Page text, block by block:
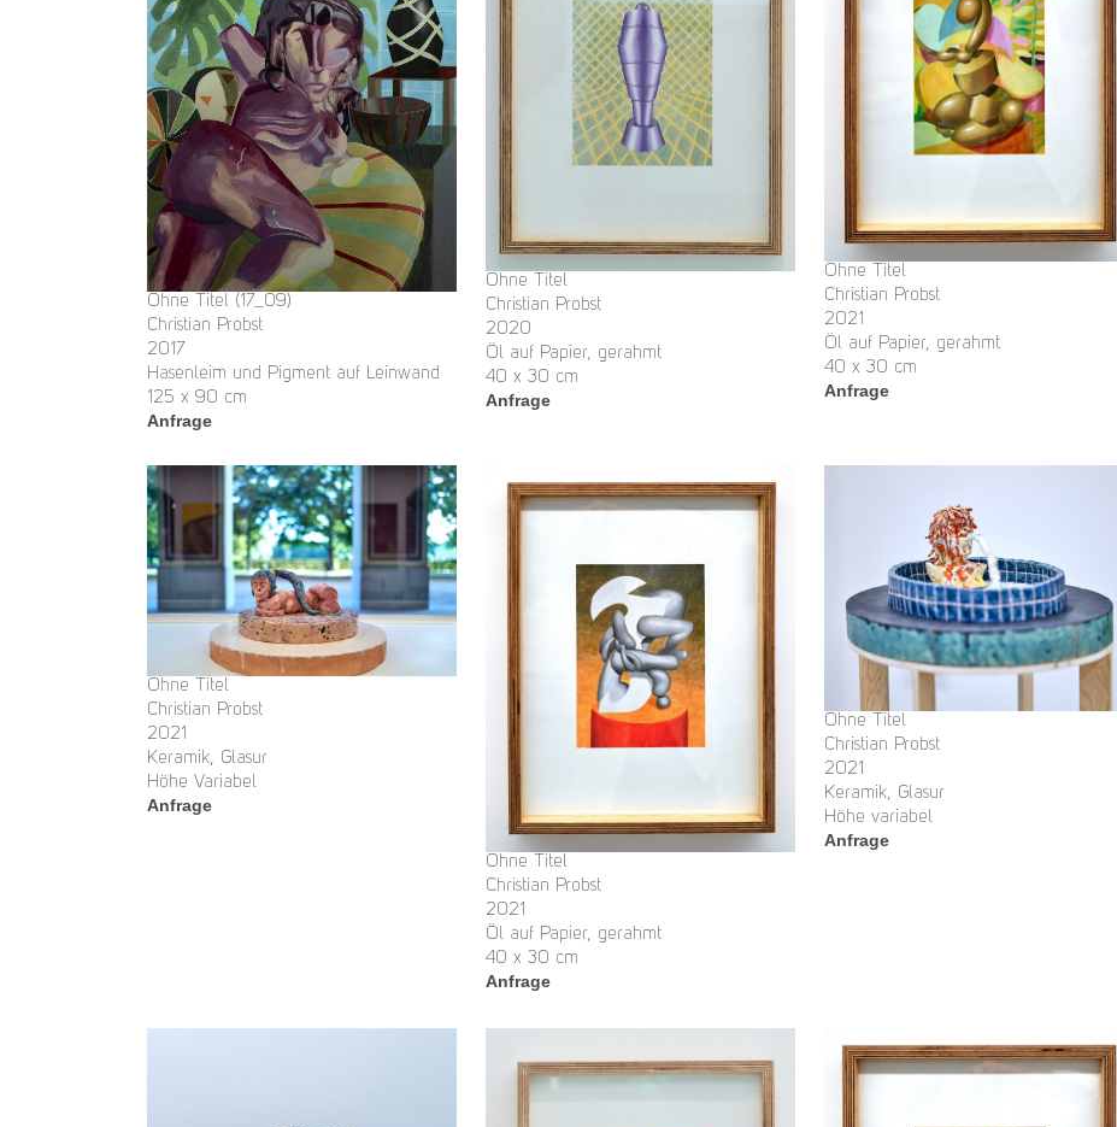
Ohne Titel (17_09)
Christian Probst
2017
Hasenleim und Pigment auf Leinwand
125 x 90 cm
Anfrage
Ohne Titel
Christian Probst
2020
Öl auf Papier, gerahmt
40 x 30 cm
Anfrage
Ohne Titel
Christian Probst
2021
Öl auf Papier, gerahmt
40 x 30 cm
Anfrage
Ohne Titel
Christian Probst
2021
Keramik, Glasur
Höhe Variabel
Anfrage
Ohne Titel
Christian Probst
2021
Öl auf Papier, gerahmt
40 x 30 cm
Anfrage
Ohne Titel
Christian Probst
2021
Keramik, Glasur
Höhe variabel
Anfrage